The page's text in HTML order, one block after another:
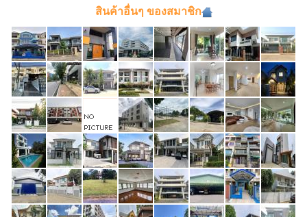
สินค้าอื่นๆ ของสมาชิก